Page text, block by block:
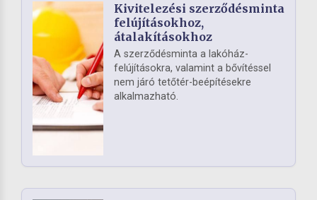
Kivitelezési szerződésminta
felújításokhoz,
átalakításokhoz
A szerződésminta a lakóház-
felújításokra, valamint a bővítéssel
nem járó tetőtér-beépítésekre
alkalmazható.